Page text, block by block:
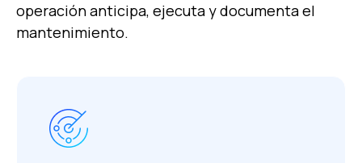
operación anticipa, ejecuta y documenta el
mantenimiento.